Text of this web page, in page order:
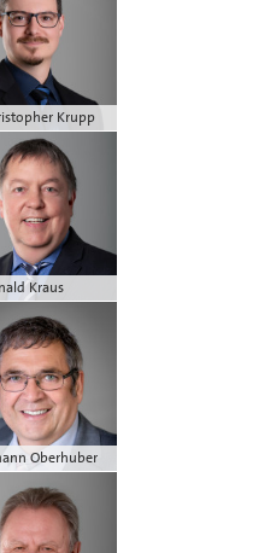
Krupp
Kraus
Oberhuber